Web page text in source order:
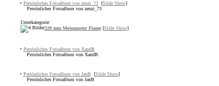
• Persönliches Fotoalbum von zenzi_73 [Slide Show]
Persönliches Fotoalbum von zenzi_73
Unterkategorie:
320 mm Motomaster Flame[Slide Show]
• Persönliches Fotoalbum von XandR
Persönliches Fotoalbum von XandR
• Persönliches Fotoalbum von JanB [Slide Show]
Persönliches Fotoalbum von JanB